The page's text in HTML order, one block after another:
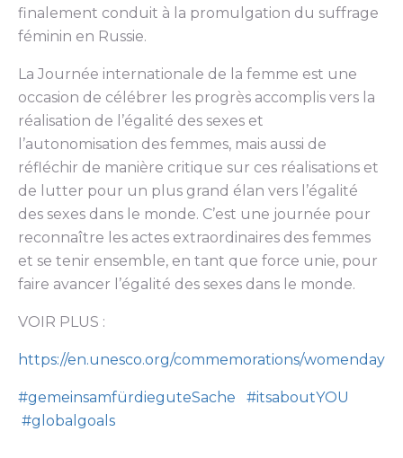
finalement conduit à la promulgation du suffrage
féminin en Russie.
La Journée internationale de la femme est une
occasion de célébrer les progrès accomplis vers la
réalisation de l’égalité des sexes et
l’autonomisation des femmes, mais aussi de
réfléchir de manière critique sur ces réalisations et
de lutter pour un plus grand élan vers l’égalité
des sexes dans le monde. C’est une journée pour
reconnaître les actes extraordinaires des femmes
et se tenir ensemble, en tant que force unie, pour
faire avancer l’égalité des sexes dans le monde.
VOIR PLUS :
https://en.unesco.org/commemorations/womenday
#gemeinsamfürdieguteSache
#itsaboutYOU
#globalgoals